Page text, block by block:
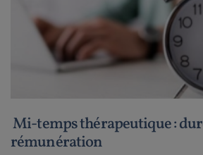
Mi-temps thérapeutique :
rémunération